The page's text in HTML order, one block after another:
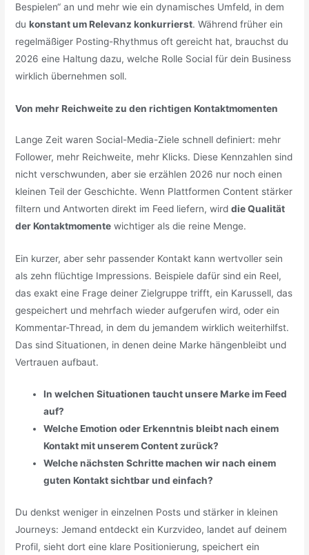
Bespielen“ an und mehr wie ein dynamisches Umfeld, in dem
dukonstant um Relevanz konkurrierst. Während früher ein
regelmäßiger Posting-Rhythmus oft gereicht hat, brauchst du
2026 eine Haltung dazu, welche Rolle Social für dein Business
wirklich übernehmen soll.
Von mehr Reichweite zu den richtigen Kontaktmomenten
Lange Zeit waren Social-Media-Ziele schnell definiert: mehr
Follower, mehr Reichweite, mehr Klicks. Diese Kennzahlen sind
nicht verschwunden, aber sie erzählen 2026 nur noch einen
kleinen Teil der Geschichte. Wenn Plattformen Content stärker
filtern und Antworten direkt im Feed liefern, wirddie Qualität
der Kontaktmomente wichtiger als die reine Menge.
Ein kurzer, aber sehr passender Kontakt kann wertvoller sein
als zehn flüchtige Impressions. Beispiele dafür sind ein Reel,
das exakt eine Frage deiner Zielgruppe trifft, ein Karussell, das
gespeichert und mehrfach wieder aufgerufen wird, oder ein
Kommentar-Thread, in dem du jemandem wirklich weiterhilfst.
Das sind Situationen, in denen deine Marke hängenbleibt und
Vertrauen aufbaut.
In welchen Situationen taucht unsere Marke im Feed
auf?
Welche Emotion oder Erkenntnis bleibt nach einem
Kontakt mit unserem Content zurück?
Welche nächsten Schritte machen wir nach einem
guten Kontakt sichtbar und einfach?
Du denkst weniger in einzelnen Posts und stärker in kleinen
Journeys: Jemand entdeckt ein Kurzvideo, landet auf deinem
Profil, sieht dort eine klare Positionierung, speichert ein